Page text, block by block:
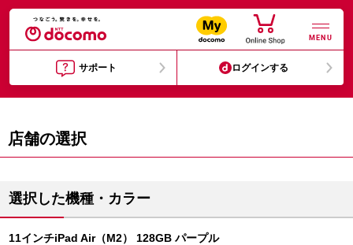
MENU
サポート ログインする
店舗の選択
選択した機種・カラー
11インチiPad Air（M2） 128GB パープル